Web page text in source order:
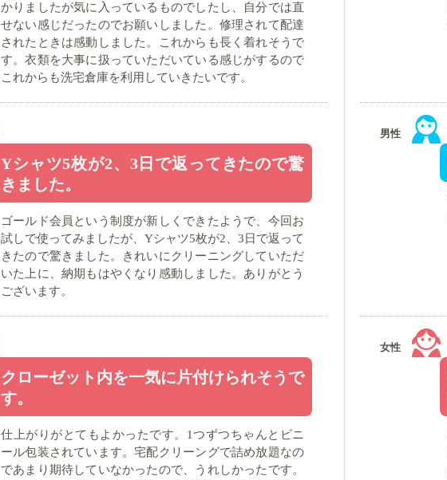
かりましたが気に入っているものでしたし、自分では直
せない感じだったのでお願いしました。修理されて配達
されたときは感動しました。これからも長く着れそうで
す。衣類を大事に扱っていただいている感じがするので
これからも洗宅倉庫を利用していきたいです。
Yシャツ5枚が2、3日で返ってきたので驚
きました。
ゴールド会員という制度が新しくできたようで、今回お
試しで使ってみましたが、Yシャツ5枚が2、3日で返って
きたので驚きました。きれいにクリーニングしていただ
いた上に、納期もはやくなり感動しました。ありがとう
ございます。
男性
クローゼット内を一気に片付けられそうで
す。
仕上がりがとてもよかったです。1つずつちゃんとビニ
ール包装されています。宅配クリーングで詰め放題なの
であまり期待していなかったので、うれしかったです。
女性